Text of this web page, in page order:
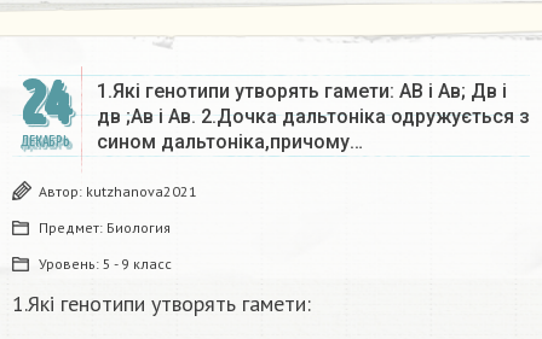
24
ДЕКАБРЬ
1.Які генотипи утворять гамети: АВ і Ав; Дв і
дв ;Ав і Ав. 2.Дочка дальтоніка одружується з
сином дальтоніка,причому…
Автор: kutzhanova2021
Предмет: Биология
Уровень: 5 - 9 класс
1.Які генотипи утворять гамети: